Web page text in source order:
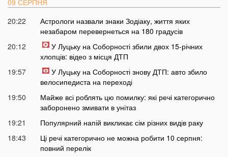
20:22
Астрологи назвали знаки Зодіаку, життя яких
незабаром перевернеться на 180 градусів
20:12
У Луцьку на Соборності збили двох 15-річних
хлопців: відео з місця ДТП
19:57
У Луцьку на Соборності знову ДТП: авто збило
велосипедиста на переході
19:50
Майже всі роблять цю помилку: які речі категорично
заборонено змивати в унітаз
19:21
Популярний напій викликає сім різних видів раку
18:43
Ці речі категорично не можна робити 10 серпня:
повний перелік